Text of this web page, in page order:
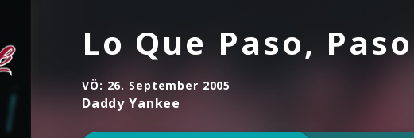
Lo Que Paso, Paso
VÖ: 26. September 2005
Daddy Yankee